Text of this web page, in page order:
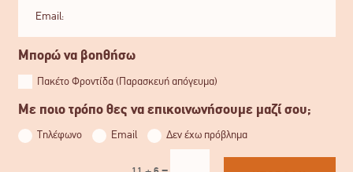
Μπορώ να βοηθήσω
Πακέτο Φροντίδα (Παρασκευή απόγευμα)
Με ποιο τρόπο θες να επικοινωνήσουμε μαζί σου;
Τηλέφωνο Email Δεν έχω πρόβλημα